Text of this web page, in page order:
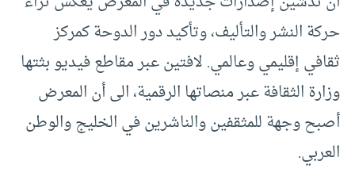
حركة النشر والتأليف، وتأكيد دور الدوحة كمركز
ثقافي إقليمي وعالمي. لافتين عبر مقاطع فيديو بثتها
وزارة الثقافة عبر منصاتها الرقمية، الى أن المعرض
أصبح وجهة للمثقفين والناشرين في الخليج والوطن
العربي.